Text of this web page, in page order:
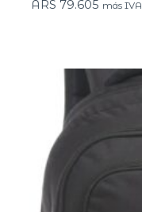
ARS 79.605 más IVA